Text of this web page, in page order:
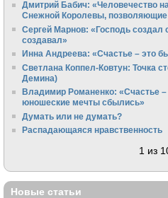
Дмитрий Бабич: «Человечество
Снежной Королевы, позволяющие
Сергей Марнов: «Господь создал
создавал»
Инна Андреева: «Счастье – это
Светлана Коппел-Ковтун: Точка
Демина)
Владимир Романенко: «Счастье –
юношеские мечты сбылись»
Думать или не думать?
Распадающаяся нравственность
1 из
Новые статьи